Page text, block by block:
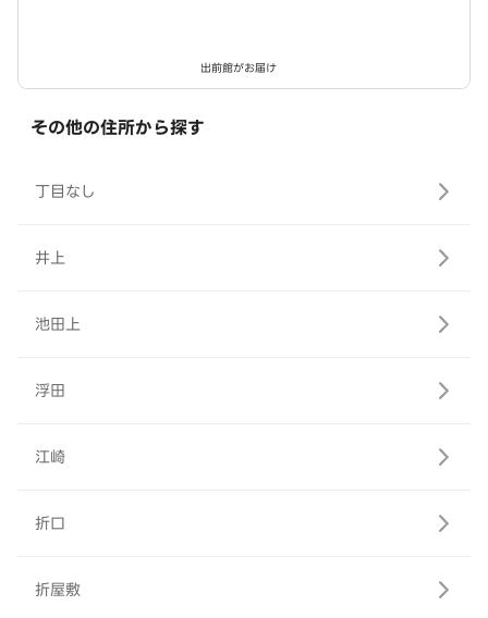
出前館がお届け
その他の住所から探す
丁目なし
井上
池田上
浮田
江崎
折口
折屋敷